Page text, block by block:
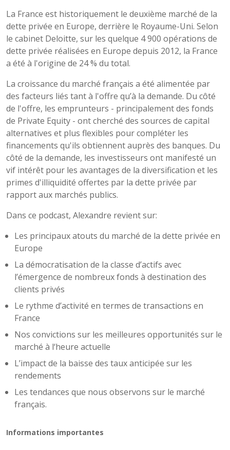
La France est historiquement le deuxième marché de la
dette privée en Europe, derrière le Royaume-Uni. Selon
le cabinet Deloitte, sur les quelque 4 900 opérations de
dette privée réalisées en Europe depuis 2012, la France
a été à l'origine de 24 % du total.
La croissance du marché français a été alimentée par
des facteurs liés tant à l'offre qu’à la demande. Du côté
de l'offre, les emprunteurs - principalement des fonds
de Private Equity - ont cherché des sources de capital
alternatives et plus flexibles pour compléter les
financements qu'ils obtiennent auprès des banques. Du
côté de la demande, les investisseurs ont manifesté un
vif intérêt pour les avantages de la diversification et les
primes d'illiquidité offertes par la dette privée par
rapport aux marchés publics.
Dans ce podcast, Alexandre revient sur:
Les principaux atouts du marché de la dette privée en
Europe
La démocratisation de la classe d’actifs avec
l’émergence de nombreux fonds à destination des
clients privés
Le rythme d’activité en termes de transactions en
France
Nos convictions sur les meilleures opportunités sur le
marché à l‘heure actuelle
L’impact de la baisse des taux anticipée sur les
rendements
Les tendances que nous observons sur le marché
français.
Informations importantes